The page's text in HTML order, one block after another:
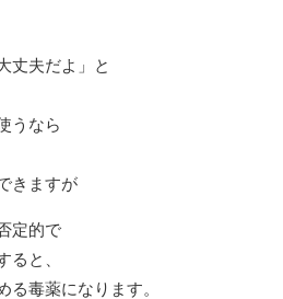
丈夫だよ」と
うなら
きますが
定的で
ると、
る毒薬になります。